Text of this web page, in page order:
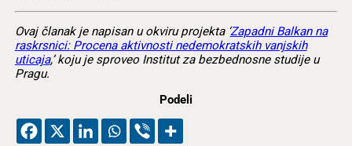
Ovaj članak je napisan u okviru projekta ‘Zapadni Balkan na
raskrsnici:Procena aktivnosti nedemokratskih vanjskih
uticaja,’ koju je sproveo Institut za bezbednosne studije u
Pragu.
Podeli